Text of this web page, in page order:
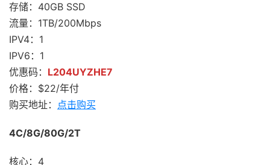
存储：40GB SSD
流量：1TB/200Mbps
IPV4：1
IPV6：1
优惠码： L204UYZHE7
价格：$22/年付
购买地址： 点击购买
4C/8G/80G/2T
核心：4